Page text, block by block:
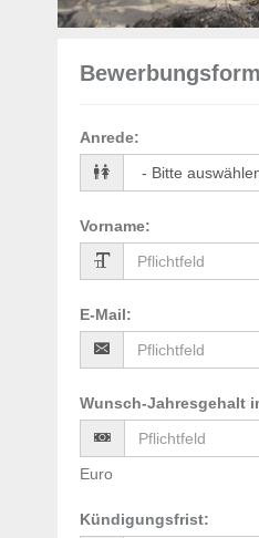
Anrede:
Vorname:
E-Mail:
Wunsch-Jahresgehalt
Euro
Kündigungsfrist: